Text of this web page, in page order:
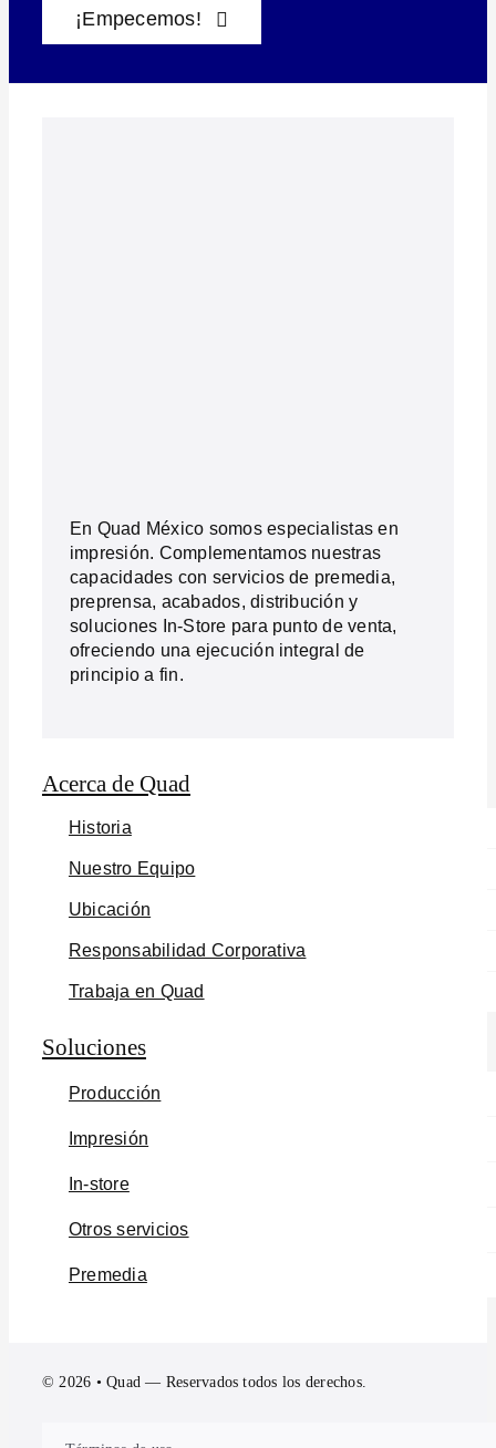
¡Empecemos!
En Quad México somos especialistas en
impresión. Complementamos nuestras
capacidades con servicios de premedia,
preprensa, acabados, distribución y
soluciones In-Store para punto de venta,
ofreciendo una ejecución integral de
principio a fin.
Acerca de Quad
Historia
Nuestro Equipo
Ubicación
Responsabilidad Corporativa
Trabaja en Quad
Soluciones
Producción
Impresión
In-store
Otros servicios
Premedia
© 2026 • Quad — Reservados todos los derechos.